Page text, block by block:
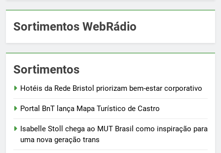
Sortimentos WebRádio
Sortimentos
Hotéis da Rede Bristol priorizam bem-estar corporativo
Portal BnT lança Mapa Turístico de Castro
Isabelle Stoll chega ao MUT Brasil como inspiração para
uma nova geração trans